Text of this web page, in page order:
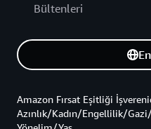
Bültenleri
Amazon Fırsat Eşitliği
Azınlık/Kadın/Engellilik/